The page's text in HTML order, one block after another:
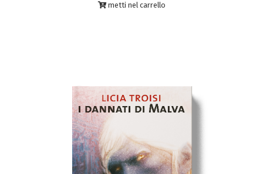
metti nel carrello